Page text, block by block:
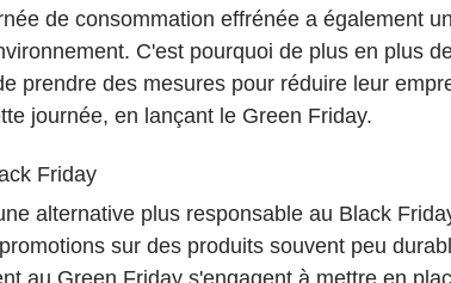
de consommation effrénée a également un
C'est pourquoi de plus en plus
prendre des mesures pour réduire leur
journée, en lançant le Green Friday.
Friday
alternative plus responsable au Black
sur des produits souvent peu
au Green Friday s'engagent à mettre en